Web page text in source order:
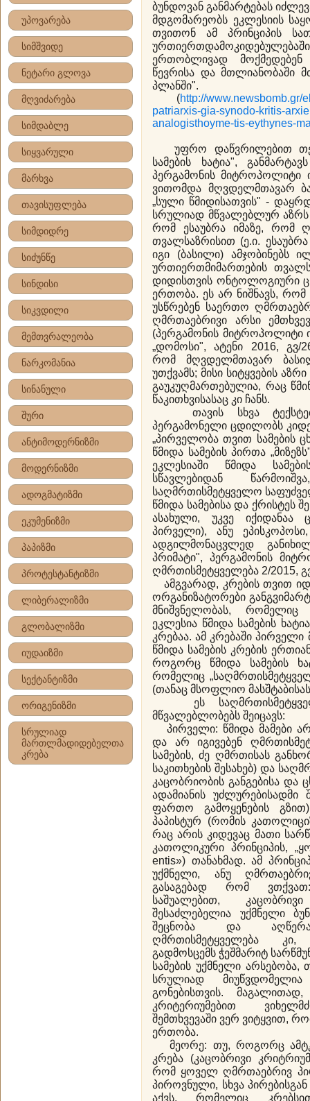
უპოვარება
სიმშვიდე
ნეტარი გლოვა
მღვიძარება
სიმდაბლე
სიყვარული
მარხვა
თავისუფლება
სიმდიდრე
სიძუნწე
სინდისი
სიკვდილი
მემთვრალეობა
ნარკომანია
სინანული
შური
ანტიმოდერნიზმი
მოდერნიზმი
ადოგმატიზმი
ეკუმენიზმი
პაპიზმი
პროტესტანტიზმი
ლიბერალიზმი
გლობალიზმი
იუდაიზმი
სექტანტიზმი
ორიგენიზმი
სრულიად
მართლმადიდებელთა
კრება
ბუნდოვან განმარტებას
მდგომარეობს ეკლესიის
თვითონ ამ პრინციპის
ერთობლივად
წევრისა და მთლიანობაში
პლანში".
(http://www.newsbomb.gr/
patriarxis-gia-synodo-kritis-
analogisthoyme-tis-eythynes-
უფრო დაწვრილებით
სამების ხატია",
პერგამონის მიტროპოლიტი
ვითომდა მღვდელმთავარ
„სული წმიდისათვის" -
სრულიად მწვალებლურ აზრს
რომ ესაუბრა იმაზე, რომ
თვალსაზრისით (ე.ი.
იგი (ბასილი) ამჯობინებს
ურთიერთმიმართების
დიდისთვის ონტოლოგიური
ერთობა. ეს არ ნიშნავს,
უსწრებენ საერთო
ღმრთაებრივი არსი
(პერგამონის მიტროპოლიტი
„დომოსი", ატენი 2016, გვ/
რომ მღვდელმთავარ
უთქვამს; მისი სიტყვების
გაუკუღმართებულია, რაც
წაკითხვისასაც კი ჩანს.
თავის სხვა
პერგამონელი ცდილობს
„პირველობა თვით სამების
წმიდა სამების პირთა
ეკლესიაში წმიდა
სწავლებიდან
საღმრთისმეტყველო
წმიდა სამებისა და ქრისტეს
ასახული, უკვე
პირველი), ანუ
ადგილმონაცვლედ
პრიმატი", პერგამონის
ღმრთისმეტყველება 2/2015,
ამგვარად, კრების თვით
ორგანიზატორები
მნიშვნელობას, რომელიც
ეკლესია წმიდა სამების
კრებაა. ამ კრებაში
წმიდა სამების კრების
როგორც წმიდა სამების
რომელიც
(თანაც მსოფლიო
ეს
მწვალებლობებს შეიცავს:
პირველი: წმიდა მამები
და არ იგივებენ
სამების, ძე ღმრთისას
საკითხების შესახებ) და
კაცობრიობის განგებისა და
ადამიანის უძლურებისადმი
ფართო გამოყენების
პაპისტურ (რომის
რაც არის კიდევაც მათი
კათოლიკური პრინციპის,
entis») თანახმად. ამ
უქმნელი, ანუ
გასაგებად რომ
საშუალებით,
შესაძლებელია უქმნელი
შეცნობა და
ღმრთისმეტყველება
გადმოსცემს ჭეშმარიტ
სამების უქმნელი
სრულიად
გონებისთვის.
კრიტერიუმებით
შემთხვევაში ვერ ვიტყვით,
ერთობა.
მეორე: თუ, როგორც
კრება (კაცობრივი
რომ ყოველ ღმრთაებრივ
პიროვნული, სხვა
აქვს, რომელიც